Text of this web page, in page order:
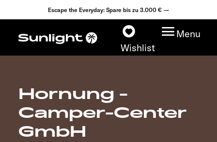
Escape the Everyday: Spare bis zu 3.000 € →
Wishlist
Menu
Modelle
Konfigurator
Hornung -
Camper-Center
GmbH